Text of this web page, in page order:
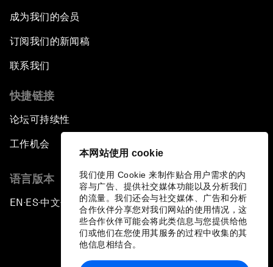
本网站使用 cookie
我们使用 Cookie 来制作贴合用户需求的内
容与广告、提供社交媒体功能以及分析我们
的流量。我们还会与社交媒体、广告和分析
合作伙伴分享您对我们网站的使用情况，这
些合作伙伴可能会将此类信息与您提供给他
们或他们在您使用其服务的过程中收集的其
他信息相结合。
成为我们的会员
订阅我们的新闻稿
联系我们
快捷链接
论坛可持续性
工作机会
语言版本
EN ▪ES▪中文▪ 日本語